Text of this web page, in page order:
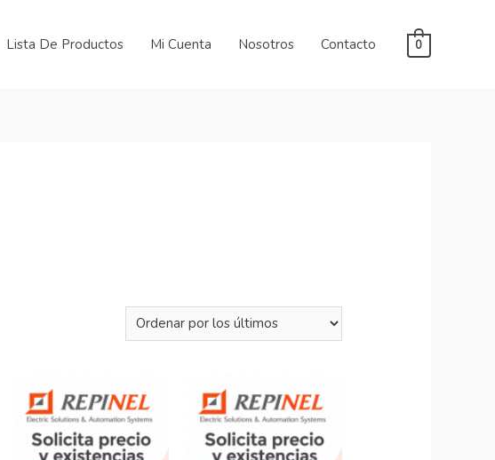
Lista De Productos Mi Cuenta Nosotros Contacto 0